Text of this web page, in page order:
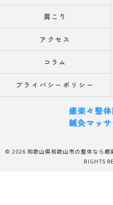
肩こり
アクセス
コラム
プライバシーポリシー
© 2026 和歌山県和歌山市の整体なら癒
RIGHTS